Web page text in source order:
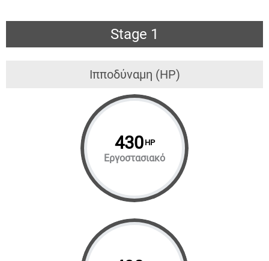
Stage 1
Ιπποδύναμη (HP)
430 HP
Εργοστασιακό